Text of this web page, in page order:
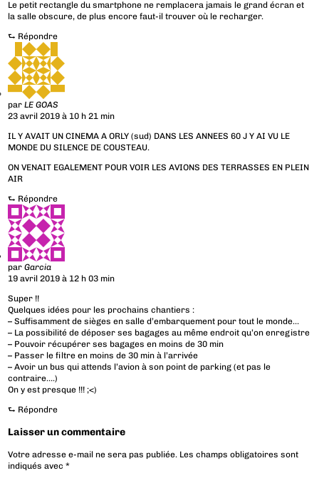
Le petit rectangle du smartphone ne remplacera jamais le grand écran et
la salle obscure, de plus encore faut-il trouver où le recharger.
⮑ Répondre
parLE GOAS
23 avril 2019 à 10 h 21 min
IL Y AVAIT UN CINEMA A ORLY (sud) DANS LES ANNEES 60 J Y AI VU LE
MONDE DU SILENCE DE COUSTEAU.
ON VENAIT EGALEMENT POUR VOIR LES AVIONS DES TERRASSES EN PLEIN
AIR
⮑ Répondre
parGarcia
19 avril 2019 à 12 h 03 min
Super !!
Quelques idées pour les prochains chantiers :
– Suffisamment de sièges en salle d’embarquement pour tout le monde…
– La possibilité de déposer ses bagages au même endroit qu’on enregistre
– Pouvoir récupérer ses bagages en moins de 30 min
– Passer le filtre en moins de 30 min à l’arrivée
– Avoir un bus qui attends l’avion à son point de parking (et pas le
contraire….)
On y est presque !!! ;<)
⮑ Répondre
Laisser un commentaire
Votre adresse e-mail ne sera pas publiée. Les champs obligatoires sont
indiqués avec*